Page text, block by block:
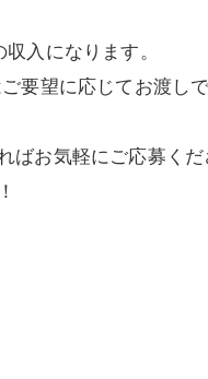
入になります。
要望に応じてお渡しで
お気軽にご応募くだ